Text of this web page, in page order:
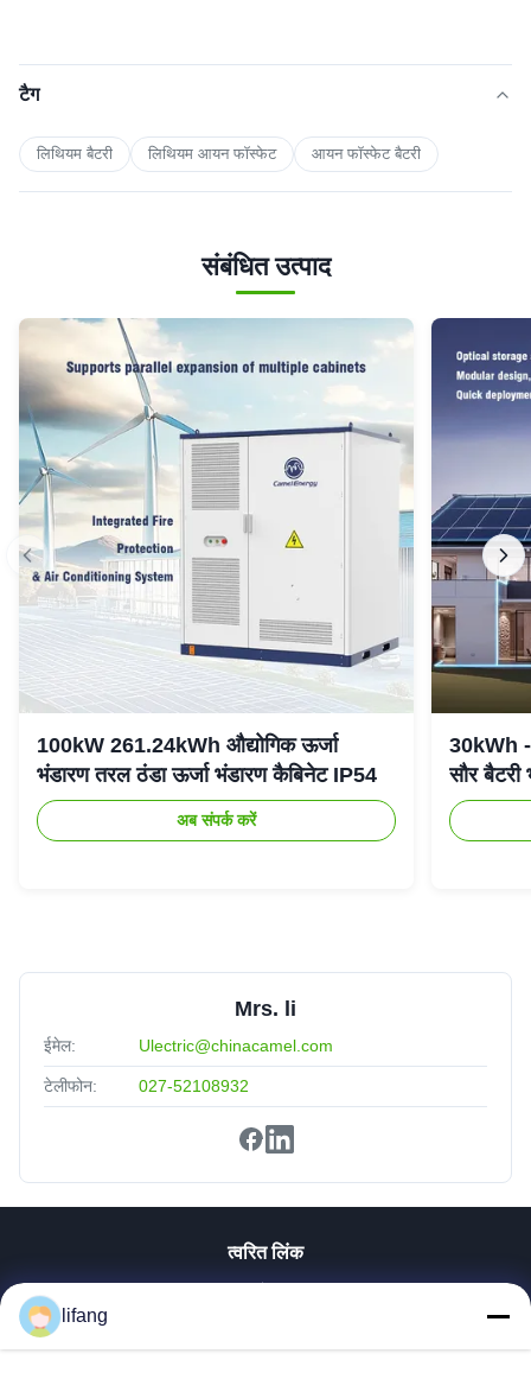
टैग
लिथियम बैटरी लिथियम आयन फॉस्फेट आयन फॉस्फेट बैटरी
संबंधित उत्पाद
100kW 261.24kWh औद्योगिक ऊर्जा
भंडारण तरल ठंडा ऊर्जा भंडारण कैबिनेट IP54
अब संपर्क करें
30kWh -
सौर
Mrs. li
ईमेल: Ulectric@chinacamel.com
टेलीफोन: 027-52108932
त्वरित लिंक
हमारे बारे में
lifang